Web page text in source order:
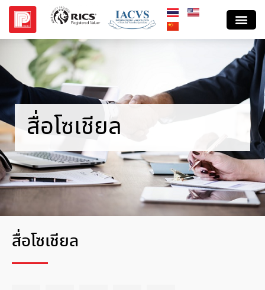
สื่อโซเชียล
สื่อโซเชียล